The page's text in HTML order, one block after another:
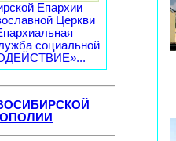
Епархии
Церкви
социальной